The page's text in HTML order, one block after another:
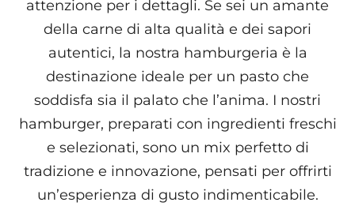
attenzione per i dettagli. Se sei un amante
della carne di alta qualità e dei sapori
autentici, la nostra hamburgeria è la
destinazione ideale per un pasto che
soddisfa sia il palato che l’anima. I nostri
hamburger, preparati con ingredienti freschi
e selezionati, sono un mix perfetto di
tradizione e innovazione, pensati per offrirti
un’esperienza di gusto indimenticabile.